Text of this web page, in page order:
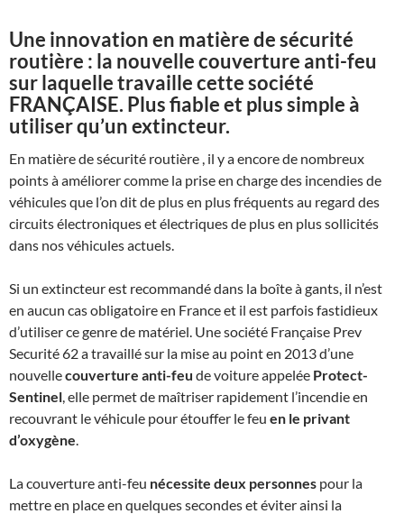
Une innovation en matière de sécurité
routière : la nouvelle couverture anti-feu
sur laquelle travaille cette société
FRANÇAISE. Plus fiable et plus simple à
utiliser qu’un extincteur.
En matière de sécurité routière , il y a encore de nombreux
points à améliorer comme la prise en charge des incendies de
véhicules que l’on dit de plus en plus fréquents au regard des
circuits électroniques et électriques de plus en plus sollicités
dans nos véhicules actuels.
Si un extincteur est recommandé dans la boîte à gants, il n’est
en aucun cas obligatoire en France et il est parfois fastidieux
d’utiliser ce genre de matériel. Une société Française Prev
Securité 62 a travaillé sur la mise au point en 2013 d’une
nouvellecouverture anti-feu de voiture appelée Protect-
Sentinel , elle permet de maîtriser rapidement l’incendie en
recouvrant le véhicule pour étouffer le feu en le privant
d’oxygène
La couverture anti-feu nécessite deux personnes pour la
mettre en place en quelques secondes et éviter ainsi la